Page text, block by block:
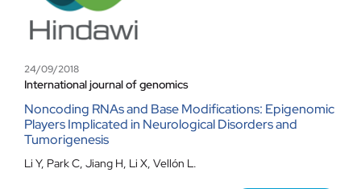
24/09/2018
International journal of genomics
Noncoding RNAs and Base Modifications: Epigenomic
Players Implicated in Neurological Disorders and
Tumorigenesis
Li Y, Park C, Jiang H, Li X, Vellón L.